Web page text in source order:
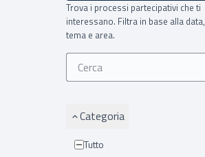
Trova i processi partecipativi che ti
interessano. Filtra in base alla data,
tema e area.
Categoria
Tutto